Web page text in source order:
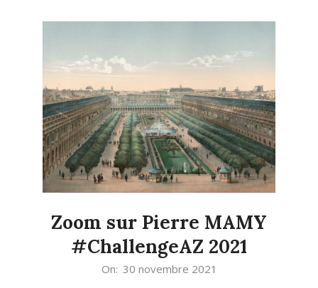
mes
Zoom sur Pierre MAMY
#ChallengeAZ 2021
On: 30 novembre 2021